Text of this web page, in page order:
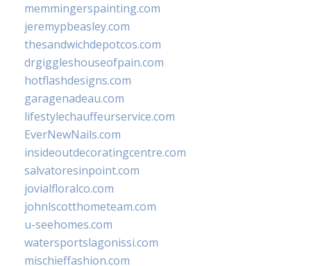
memmingerspainting.com
jeremypbeasley.com
thesandwichdepotcos.com
drgiggleshouseofpain.com
hotflashdesigns.com
garagenadeau.com
lifestylechauffeurservice.com
EverNewNails.com
insideoutdecoratingcentre.com
salvatoresinpoint.com
jovialfloralco.com
johnlscotthometeam.com
u-seehomes.com
watersportslagonissi.com
mischieffashion.com